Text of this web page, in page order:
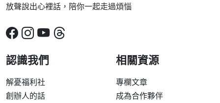
放聲說出心裡話，陪你一起走過煩惱
認識我們
解憂福利社
創辦人的話
相關資源
專欄文章
成為合作夥伴